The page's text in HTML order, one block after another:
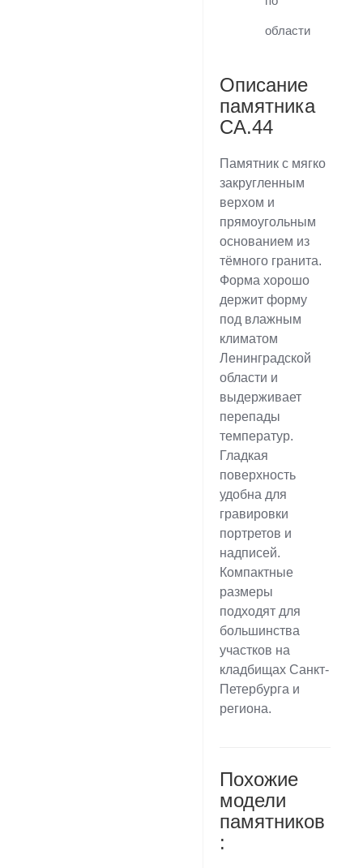
области
Описание
памятника
CA.44
Памятник с мягко
закругленным
верхом и
прямоугольным
основанием из
тёмного гранита.
Форма хорошо
держит форму
под влажным
климатом
Ленинградской
области и
выдерживает
перепады
температур.
Гладкая
поверхность
удобна для
гравировки
портретов и
надписей.
Компактные
размеры
подходят для
большинства
участков на
кладбищах Санкт-
Петербурга и
региона.
Похожие
модели
памятников
: